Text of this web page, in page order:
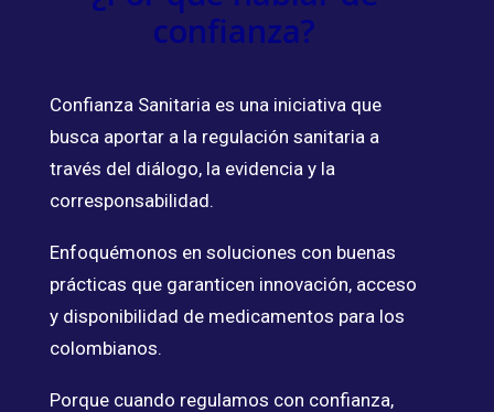
confianza?
Confianza Sanitaria es una iniciativa que
busca aportar a la regulación sanitaria a
través del diálogo, la evidencia y la
corresponsabilidad.
Enfoquémonos en soluciones con buenas
prácticas que garanticen innovación, acceso
y disponibilidad de medicamentos para los
colombianos.
Porque cuando regulamos con confianza,